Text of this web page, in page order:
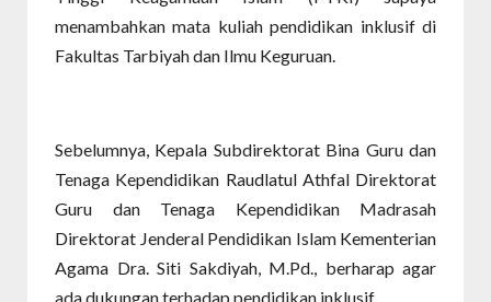
menambahkan mata kuliah pendidikan inklusif di
Fakultas Tarbiyah dan Ilmu Keguruan.
Sebelumnya, Kepala Subdirektorat Bina Guru dan
Tenaga Kependidikan Raudlatul Athfal Direktorat
Guru dan Tenaga Kependidikan Madrasah
Direktorat Jenderal Pendidikan Islam Kementerian
Agama Dra. Siti Sakdiyah, M.Pd., berharap agar
ada dukungan terhadap pendidikan inklusif.